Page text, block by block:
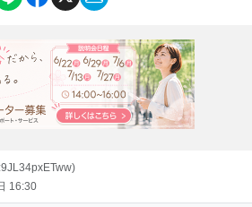
16:30